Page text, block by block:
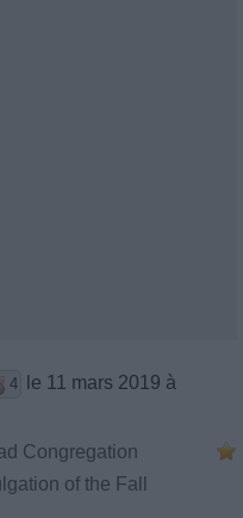
4
le 11 mars 2019 à
Congregation
of the Fall